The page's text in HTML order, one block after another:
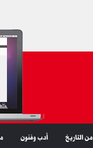
من التاريخ أدب وفنون